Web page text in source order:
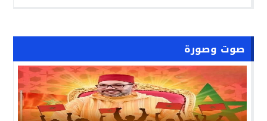
صوت وصورة